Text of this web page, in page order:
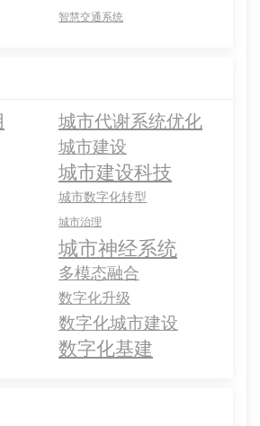
智慧交通系统
城市代谢系统优化
城市建设
城市建设科技
城市数字化转型
城市治理
城市神经系统
多模态融合
数字化升级
数字化城市建设
数字化基建